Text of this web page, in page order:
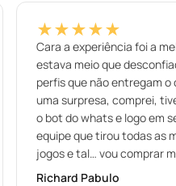
★★★★★
Cara a experiência foi a
estava meio que
perfis que não entregam
uma surpresa, comprei,
o bot do whats e logo em
equipe que tirou todas as
jogos e tal… vou comprar
Richard Pabulo